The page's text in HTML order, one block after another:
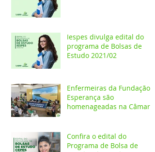
Iespes divulga edital do
programa de Bolsas de
Estudo 2021/02
Enfermeiras da Fundação
Esperança são
homenageadas na Câmara
Confira o edital do
Programa de Bolsa de